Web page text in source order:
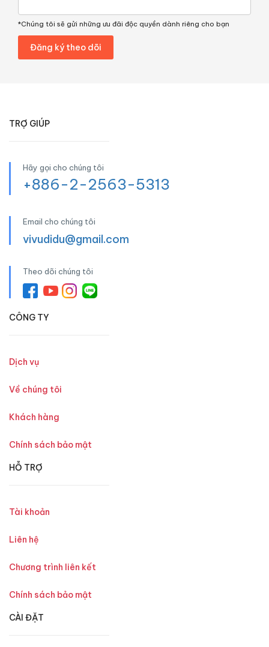
*Chúng tôi sẽ gửi những ưu đãi độc quyền dành riêng cho bạn
TRỢ GIÚP
Hãy gọi cho chúng tôi
+886-2-2563-5313
Email cho chúng tôi
vivudidu@gmail.com
Theo dõi chúng tôi
CÔNG TY
Dịch vụ
Về chúng tôi
Khách hàng
Chính sách bảo mật
HỖ TRỢ
Tài khoản
Liên hệ
Chương trình liên kết
Chính sách bảo mật
CÀI ĐẶT